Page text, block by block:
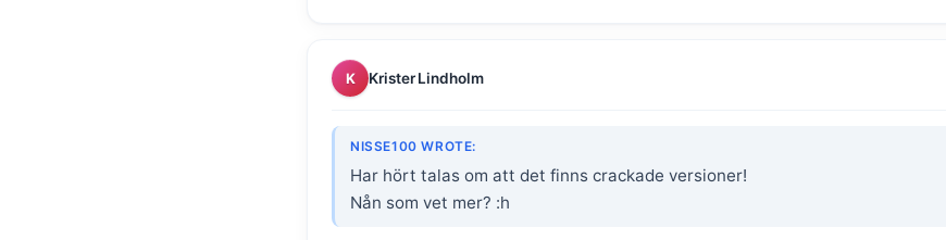
K Krister Lindholm
NISSE100 WROTE:
Har hört talas om att det finns crackade versioner!
Nån som vet mer? :h